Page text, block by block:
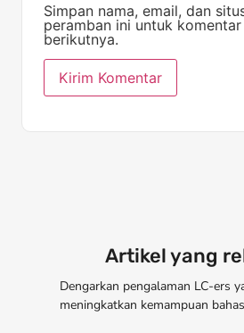
Simpan nama, email, dan
peramban ini untuk komentar
berikutnya.
Artikel yang
Dengarkan pengalaman LC-ers
meningkatkan kemampuan